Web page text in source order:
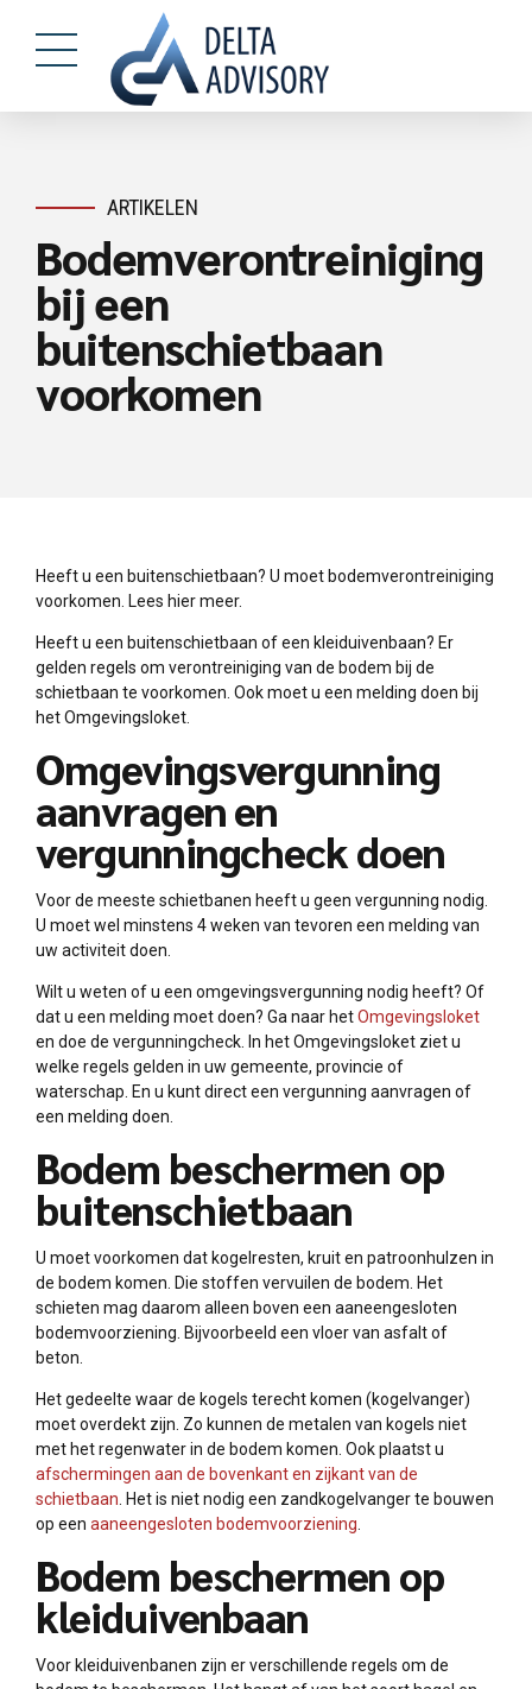
ARTIKELEN
Bodemverontreiniging
bij een
buitenschietbaan
voorkomen
Heeft u een buitenschietbaan? U moet bodemverontreiniging
voorkomen. Lees hier meer.
Heeft u een buitenschietbaan of een kleiduivenbaan? Er
gelden regels om verontreiniging van de bodem bij de
schietbaan te voorkomen. Ook moet u een melding doen bij
het Omgevingsloket.
Omgevingsvergunning
aanvragen en
vergunningcheck doen
Voor de meeste schietbanen heeft u geen vergunning nodig.
U moet wel minstens 4 weken van tevoren een melding van
uw activiteit doen.
Wilt u weten of u een omgevingsvergunning nodig heeft? Of
dat u een melding moet doen? Ga naar hetOmgevingsloket
en doe de vergunningcheck. In het Omgevingsloket ziet u
welke regels gelden in uw gemeente, provincie of
waterschap. En u kunt direct een vergunning aanvragen of
een melding doen.
Bodem beschermen op
buitenschietbaan
U moet voorkomen dat kogelresten, kruit en patroonhulzen in
de bodem komen. Die stoffen vervuilen de bodem. Het
schieten mag daarom alleen boven een aaneengesloten
bodemvoorziening. Bijvoorbeeld een vloer van asfalt of
beton.
Het gedeelte waar de kogels terecht komen (kogelvanger)
moet overdekt zijn. Zo kunnen de metalen van kogels niet
met het regenwater in de bodem komen. Ook plaatst u
afschermingen aan de bovenkant en zijkant van de
schietbaan . Het is niet nodig een zandkogelvanger te bouwen
op een aaneengesloten bodemvoorziening
Bodem beschermen op
kleiduivenbaan
Voor kleiduivenbanen zijn er verschillende regels om de